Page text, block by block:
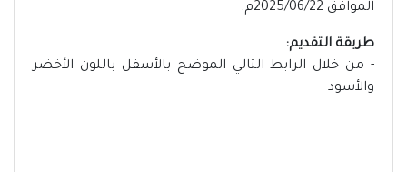
الموافق 2025/06/22م.
طريقة التقديم:
- من خلال الرابط التالي الموضح بالأسفل باللون الأخضر
والأسود